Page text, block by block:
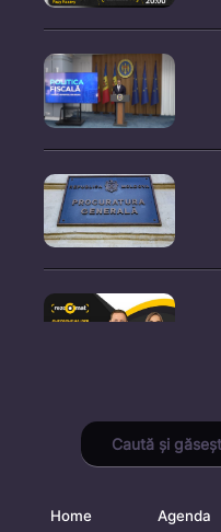
Home Agenda